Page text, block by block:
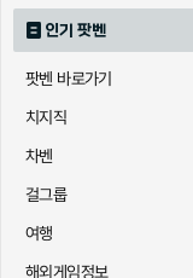
인기 팟벤
팟벤 바로가기
치지직
차벤
걸그룹
여행
해외게임정보